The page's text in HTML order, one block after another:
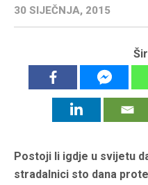
30 SIJEČNJA, 2015
Postoji li igdje u svijetu
stradalnici sto dana